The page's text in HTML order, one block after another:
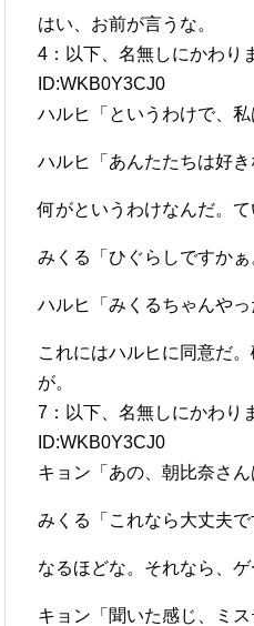
はい、お前が言うな。
4：以下、名無しにかわり
ID:WKB0Y3CJ0
ハルヒ「というわけで、
ハルヒ「あんたたちは好き
何がというわけなんだ。
みくる「ひぐらしですかぁ
ハルヒ「みくるちゃんやっ
これにはハルヒに同意だ
が。
7：以下、名無しにかわり
ID:WKB0Y3CJ0
キョン「あの、朝比奈さ
みくる「これなら大丈夫
なるほどな。それなら、
キョン「聞いた感じ、ミ